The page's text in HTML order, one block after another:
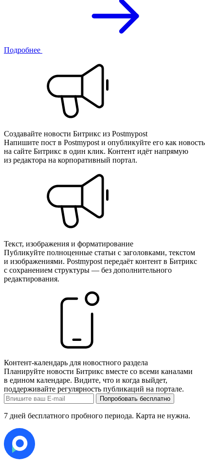
Подробнее
Создавайте новости Битрикс из Postmypost
Напишите пост в Postmypost и опубликуйте его как новость
на сайте Битрикс в один клик. Контент идёт напрямую
из редактора на корпоративный портал.
Текст, изображения и форматирование
Публикуйте полноценные статьи с заголовками, текстом
и изображениями. Postmypost передаёт контент в Битрикс
с сохранением структуры — без дополнительного
редактирования.
Контент-календарь для новостного раздела
Планируйте новости Битрикс вместе со всеми каналами
в едином календаре. Видите, что и когда выйдет,
поддерживайте регулярность публикаций на портале.
Попробовать бесплатно
7 дней бесплатного пробного периода. Карта не нужна.